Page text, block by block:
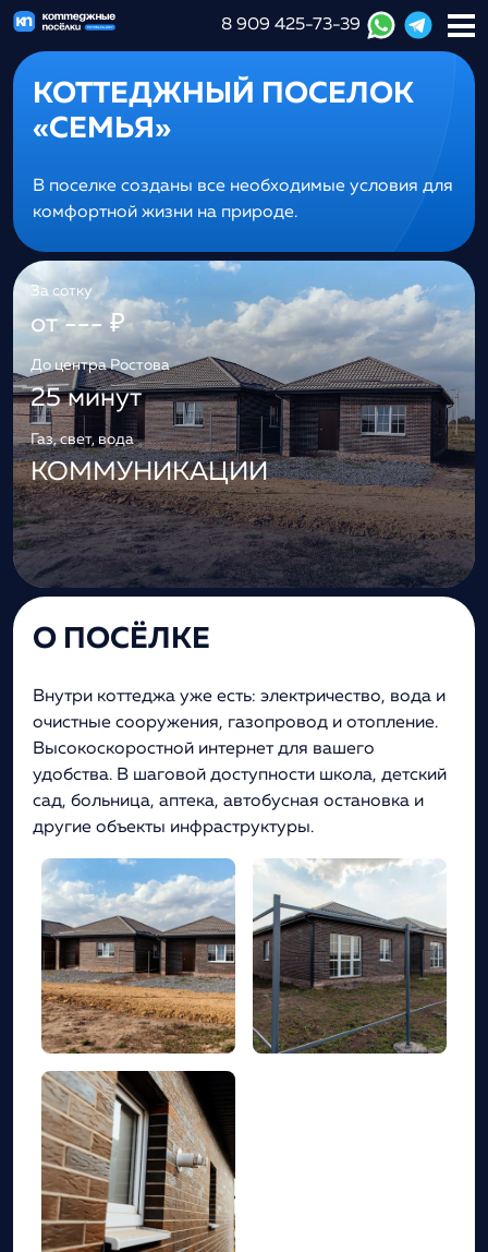
8 909 425-73-39
КОТТЕДЖНЫЙ ПОСЕЛОК
«СЕМЬЯ»
В поселке созданы все необходимые условия для
комфортной жизни на природе.
За сотку
от --- ₽
До центра Ростова
25 минут
Газ, свет, вода
КОММУНИКАЦИИ
О ПОСЁЛКЕ
Внутри коттеджа уже есть: электричество, вода и
очистные сооружения, газопровод и отопление.
Высокоскоростной интернет для вашего
удобства. В шаговой доступности школа, детский
сад, больница, аптека, автобусная остановка и
другие объекты инфраструктуры.